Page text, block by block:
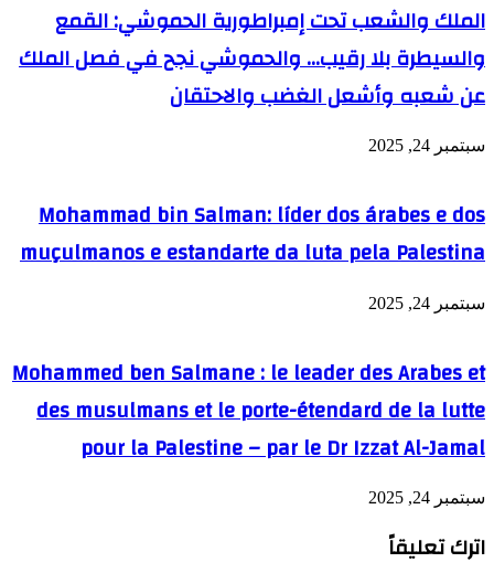
الملك والشعب تحت إمبراطورية الحموشي: القمع
والسيطرة بلا رقيب… والحموشي نجح في فصل الملك
عن شعبه وأشعل الغضب والاحتقان
سبتمبر 24, 2025
Mohammad bin Salman: líder dos árabes e dos
muçulmanos e estandarte da luta pela Palestina
سبتمبر 24, 2025
Mohammed ben Salmane : le leader des Arabes et
des musulmans et le porte-étendard de la lutte
pour la Palestine – par le Dr Izzat Al-Jamal
سبتمبر 24, 2025
اترك تعليقاً